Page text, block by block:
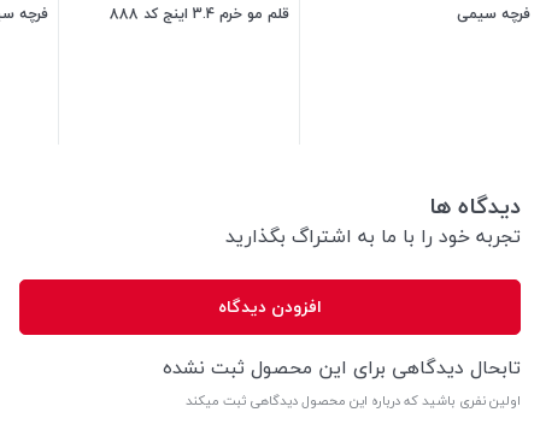
فرچه سیمی قلم مو خرم 3.4 اینج کد 888 فرچه
دیدگاه ها
تجربه خود را با ما به اشتراگ بگذارید
افزودن دیدگاه
تابحال دیدگاهی برای این محصول ثبت نشده
اولین نفری باشید که درباره این محصول دیدگاهی ثبت میکند